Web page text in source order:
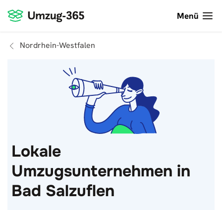
Menü
Nordrhein-Westfalen
Lokale
Umzugsunternehmen in
Bad Salzuflen